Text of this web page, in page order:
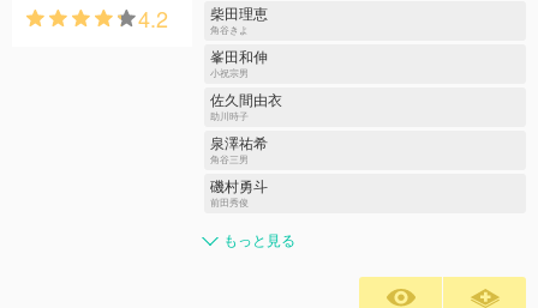
4.2 柴田理恵
角谷きよ
峯田和伸
小祝宗男
佐久間由衣
助川時子
泉澤祐希
角谷三男
磯村勇斗
前田秀俊
もっと見る